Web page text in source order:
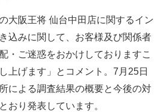
大阪王将 仙台中田店に関するイン
込みに関して、お客様及び関係者
・ご迷惑をおかけしておりますこ
上げます」とコメント。7月25日
による調査結果の概要と今後の対
おり発表しています。